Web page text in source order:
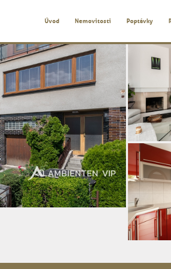
Úvod Nemovitosti Poptávky